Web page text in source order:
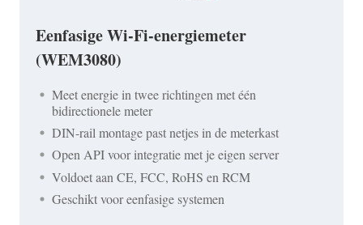
Eenfasige Wi-Fi-energiemeter
(WEM3080)
Meet energie in twee richtingen met één
bidirectionele meter
DIN-rail montage past netjes in de meterkast
Open API voor integratie met je eigen server
Voldoet aan CE, FCC, RoHS en RCM
Geschikt voor eenfasige systemen